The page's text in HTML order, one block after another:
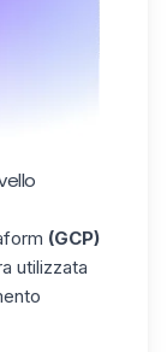
(GCP)
utilizzata